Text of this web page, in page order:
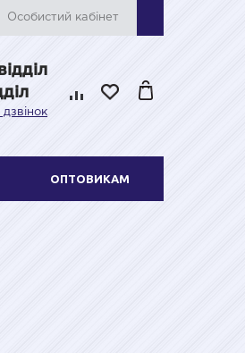
Особистий кабінет
ОПТОВИКАМ